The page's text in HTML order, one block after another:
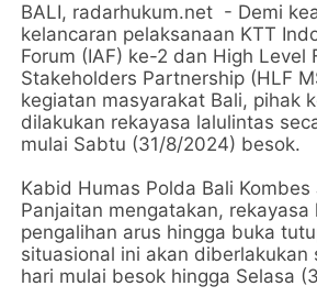
BALI, radarhukum.net - Demi
kelancaran pelaksanaan KTT
Forum (IAF) ke-2 dan High Level
Stakeholders Partnership (HLF
kegiatan masyarakat Bali, pihak
dilakukan rekayasa lalulintas
mulai Sabtu (31/8/2024) besok.
Kabid Humas Polda Bali Kombes
Panjaitan mengatakan,
pengalihan arus hingga buka
situasional ini akan diberlakukan
hari mulai besok hingga Selasa